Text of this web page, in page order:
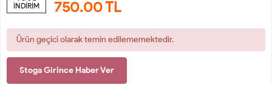
İNDİRİM 750.00TL
Ürün geçici olarak temin edilememektedir.
Stoga Girince Haber Ver